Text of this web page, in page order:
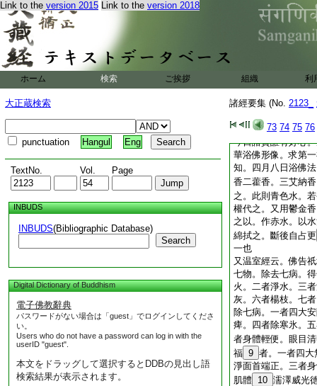
Link to the version 2015 Link to the version 2018
ホーム 検索 ご挨拶 組織 利
大正蔵検索
punctuation Hangul Eng
TextNo. Vol. Page
INBUDS
INBUDS(Bibliographic Database)
Search
Digital Dictionary of Buddhism
電子佛教辭典
パスワードがない場合は「guest」でログインしてくださ
い。
Users who do not have a password can log in with the
userID "guest".
本文をドラッグして選択するとDDBの見出し語
検索結果が表示されます。
諸經要集 (No. 2123_
73 74 75 76
又摩訶刹頭經。亦
下人民。十方諸佛
皆用四月八日夜半
際。殃罪悉畢。萬
熱。時氣和適。今
念佛功徳。浴佛形
佛言我爲菩薩時。
十六＊反作金輪王
今日諸賢誰有好心
華浴佛形像。求第
知。四月八日浴佛
香二藿香。三艾納
之。此則青色水。
權代之。又用鬱金
之以。作赤水。以
綿拭之。斷後自占更
一也
又温室經云。佛告
七物。除去七病。
火。二者淨水。三
灰。六者楊枝。七
除七病。一者四大
痺。四者除寒氷。
者身體輕便。眼目
福 9 者。一者四大
淨面首端正。三者
肌體
10 濡澤威光